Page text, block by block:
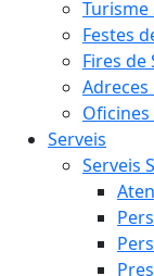
Festes
Fires
Serveis
Serveis